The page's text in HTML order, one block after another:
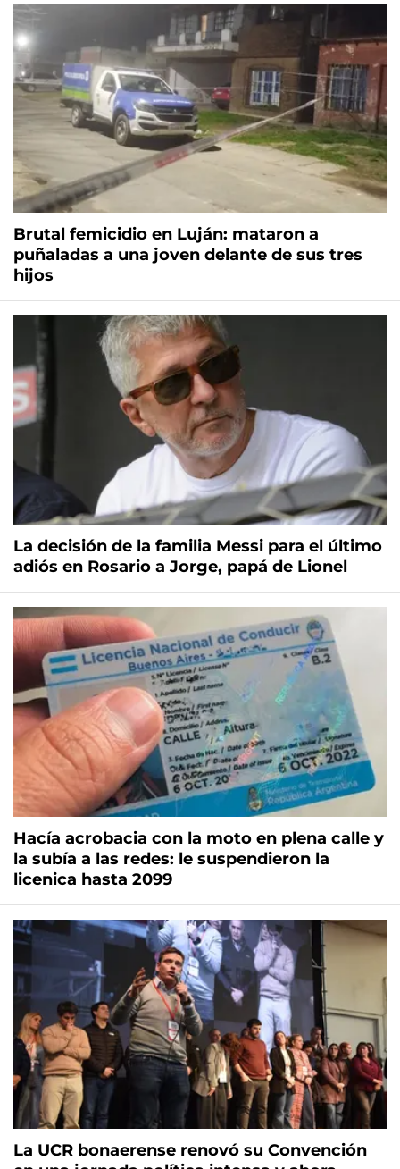
Brutal femicidio en Luján: mataron a
puñaladas a una joven delante de sus tres
hijos
La decisión de la familia Messi para el último
adiós en Rosario a Jorge, papá de Lionel
Hacía acrobacia con la moto en plena calle y
la subía a las redes: le suspendieron la
licenica hasta 2099
La UCR bonaerense renovó su Convención